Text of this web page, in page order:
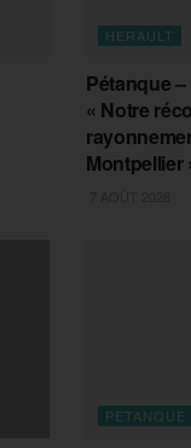
HERAULT
Pétanque
« Notre
Montpellier
PETANQUE